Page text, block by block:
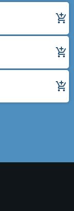
add_shopping_cart
add_shopping_cart
add_shopping_cart